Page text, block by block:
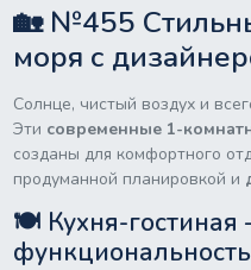
🏡 №455
моря с
Солнце, чистый воздух и
Эти современные 1-
созданы для комфортного
продуманной планировкой и
🍽 Кухня-гостиная
функциональность